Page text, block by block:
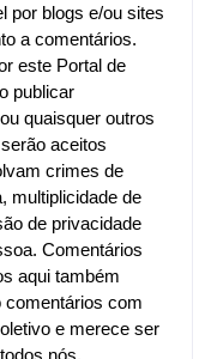
por blogs e/ou sites
a comentários.
este Portal de
publicar
quaisquer outros
aceitos
crimes de
multiplicidade de
de privacidade
Comentários
aqui também
comentários com
e merece ser
nós.